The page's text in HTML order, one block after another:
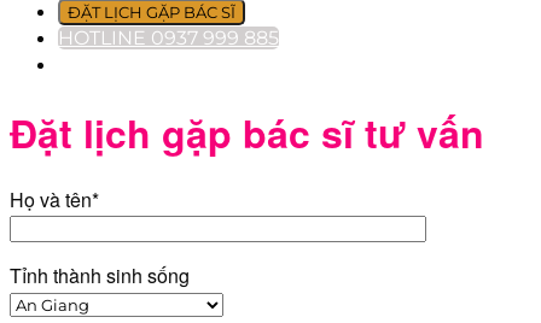
ĐẶT LỊCH GẶP BÁC SĨ
HOTLINE 0937 999 885
Đặt lịch gặp bác sĩ tư vấn
Họ và tên*
Tỉnh thành sinh sống